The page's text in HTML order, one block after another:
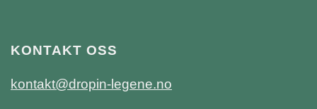
KONTAKT OSS
kontakt@dropin-legene.no